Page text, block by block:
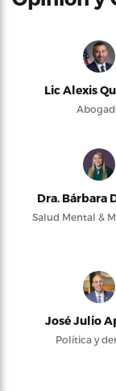
Lic Alexis
Dra. Bárbara
Salud Mental &
José Julio
Política y